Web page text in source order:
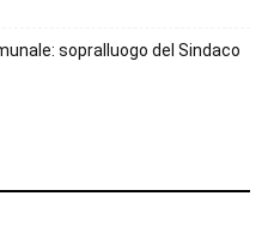
sopralluogo del Sindaco